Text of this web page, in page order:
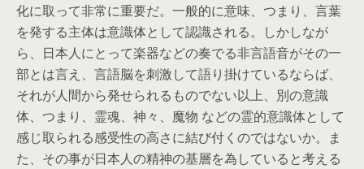
化に取って非常に重要だ。一般的に意味、つまり、言葉
を発する主体は意識体として認識される。しかしなが
ら、日本人にとって楽器などの奏でる非言語音がその一
部とは言え、言語脳を刺激して語り掛けているならば、
それが人間から発せられるものでない以上、別の意識
体、つまり、霊魂、神々、魔物 などの霊的意識体として
感じ取られる感受性の高さに結び付くのではないか。ま
た、その事が日本人の精神の基層を為していると考える